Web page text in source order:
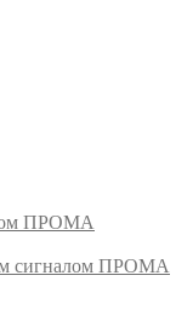
ПРОМА
сигналом ПРОМА